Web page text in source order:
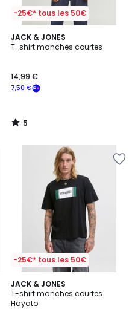
-25€* tous les 50€
JACK & JONES
T-shirt manches courtes
7,50 €
14,99 €
5
/
5
/
-25€* tous les 50€
JACK & JONES
T-shirt manches courtes
Hayato
5
/
5